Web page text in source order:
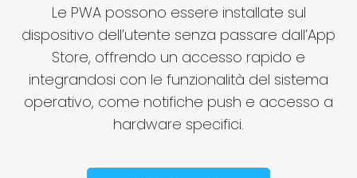
Le PWA possono essere installate sul
dispositivo dell’utente senza passare dall’App
Store, offrendo un accesso rapido e
integrandosi con le funzionalità del sistema
operativo, come notifiche push e accesso a
hardware specifici.